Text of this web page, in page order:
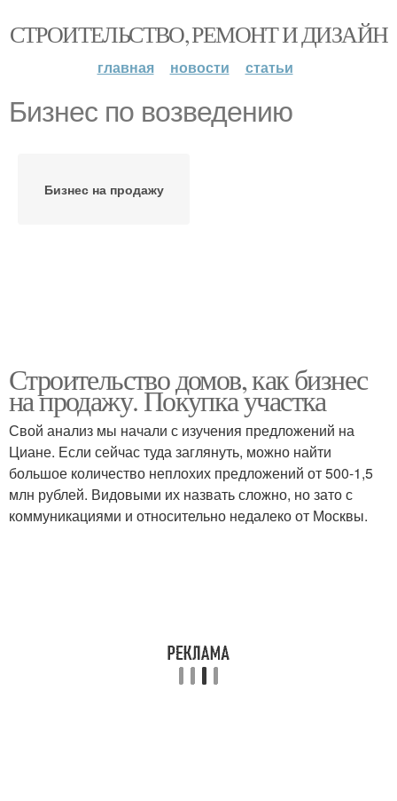
СТРОИТЕЛЬСТВО, РЕМОНТ И ДИЗАЙН
главная новости статьи
Бизнес по возведению
Бизнес на продажу
Строительство домов, как бизнес
на продажу. Покупка участка
Свой анализ мы начали с изучения предложений на
Циане. Если сейчас туда заглянуть, можно найти
большое количество неплохих предложений от 500-1,5
млн рублей. Видовыми их назвать сложно, но зато с
коммуникациями и относительно недалеко от Москвы.